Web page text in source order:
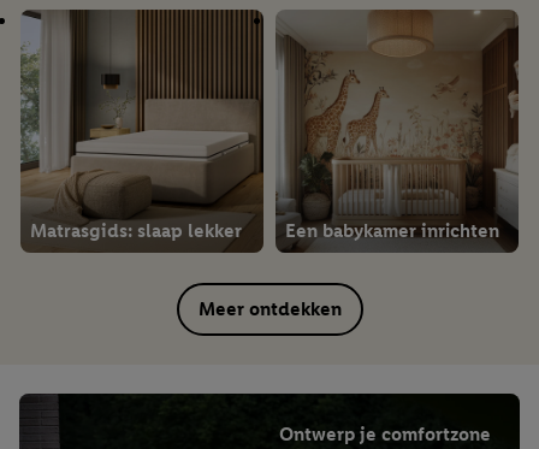
Matrasgids: slaap lekker Een babykamer inrichten
Meer ontdekken
Ontwerp je comfortzone